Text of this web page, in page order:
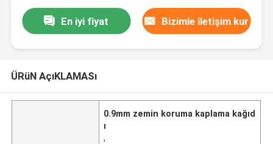
En iyi fiyat Bizimle iletişim kur
ÜRüN AçıKLAMASı
0.9mm zemin koruma kaplama kağıd
ı
,